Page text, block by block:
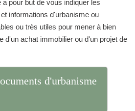
pour but de vous indiquer les
informations d'urbanisme ou
ou très utiles pour mener à bien
d'un achat immobilier ou d'un projet de
d'urbanisme